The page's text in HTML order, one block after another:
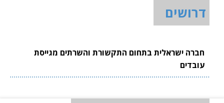
דרושים
חברה ישראלית בתחום התקשורת והשרתים מגייסת
עובדים